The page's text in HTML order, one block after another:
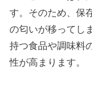
す。そのため、保
の匂いが移ってし
持つ食品や調味料
性が高まります。